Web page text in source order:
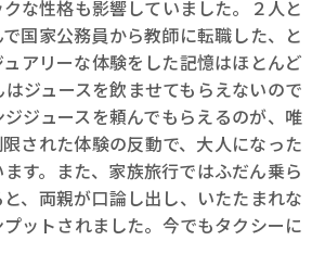
な性格も影響していました。２人と
国家公務員から教師に転職した、と
アリーな体験をした記憶はほとんど
ジュースを飲ませてもらえないので
ジュースを頼んでもらえるのが、唯
された体験の反動で、大人になった
す。また、家族旅行ではふだん乗ら
、両親が口論し出し、いたたまれな
ットされました。今でもタクシーに